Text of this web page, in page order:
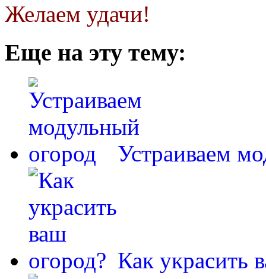
Желаем удачи!
Еще на эту тему:
Устраиваем
Как украсить